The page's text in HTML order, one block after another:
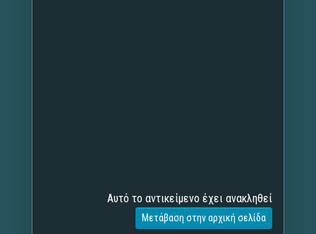
Αυτό το αντικείμενο έχει ανακληθεί
Μετάβαση στην αρχική σελίδα